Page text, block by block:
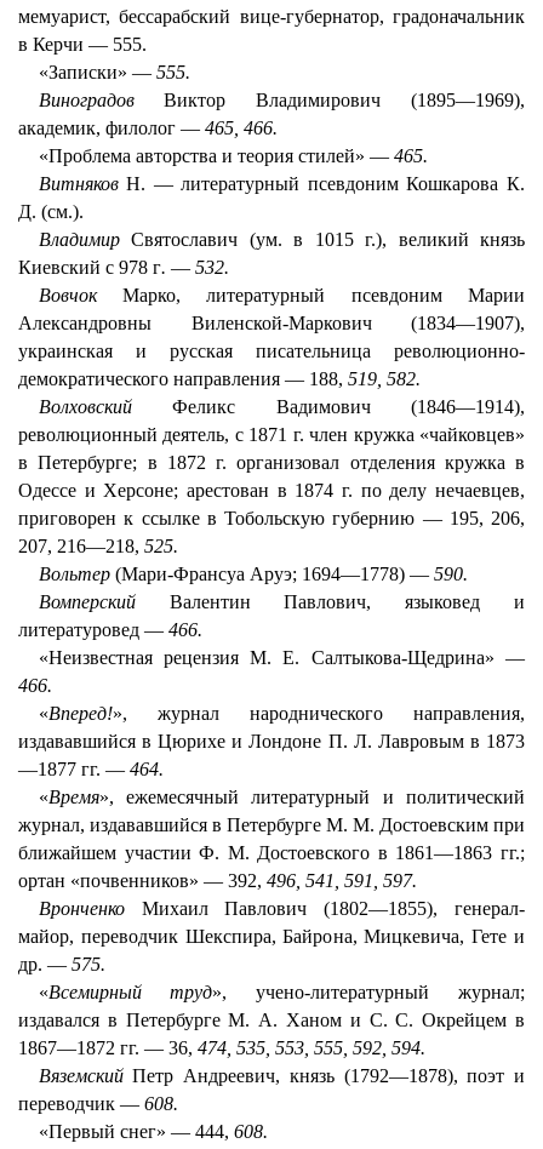
мемуарист, бессарабский вице-губернатор, градоначальник
в Керчи — 555.
«Записки» — 555.
ВиноградовВиктор Владимирович (1895—1969),
академик, филолог — 465, 466.
«Проблема авторства и теория стилей» — 465.
ВитняковН. — литературный псевдоним Кошкарова К.
Д. (см.).
ВладимирСвятославич (ум. в 1015 г.), великий князь
Киевский с 978 г. — 532.
ВовчокМарко, литературный псевдоним Марии
Александровны Виленской-Маркович (1834—1907),
украинская и русская писательница революционно-
демократического направления — 188, 519, 582.
ВолховскийФеликс Вадимович (1846—1914),
революционный деятель, с 1871 г. член кружка «чайковцев»
в Петербурге; в 1872 г. организовал отделения кружка в
Одессе и Херсоне; арестован в 1874 г. по делу нечаевцев,
приговорен к ссылке в Тобольскую губернию — 195, 206,
207, 216—218, 525.
Вольтер (Мари-Франсуа Аруэ; 1694—1778) — 590.
Вомперский Валентин Павлович, языковед и
литературовед — 466.
«Неизвестная рецензия M. E. Салтыкова-Щедрина» —
466.
«Вперед!», журнал народнического направления,
издававшийся в Цюрихе и Лондоне П. Л. Лавровым в 1873
—1877 гг. — 464.
«Время», ежемесячный литературный и политический
журнал, издававшийся в Петербурге M. M. Достоевским при
ближайшем участии Ф. М. Достоевского в 1861—1863 гг.;
ортан «почвенников» — 392, 496, 541, 591, 597.
Вронченко Михаил Павлович (1802—1855), генерал-
майор, переводчик Шекспира, Байрона, Мицкевича, Гете и
др. — 575.
«Всемирный труд», учено-литературный журнал;
издавался в Петербурге М. А. Ханом и С. С. Окрейцем в
1867—1872 гг. — 36, 474, 535, 553, 555, 592, 594.
ВяземскийПетр Андреевич, князь (1792—1878), поэт и
переводчик — 608.
«Первый снег» — 444, 608.